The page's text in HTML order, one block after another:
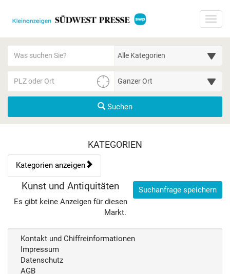
Suchen
Kategorien & Anzeigen
KATEGORIEN
Kategorien anzeigen
Bedienhinweis: Navigieren Sie mit Tab (Shift+Tab zurück).
Rubrik:
Kunst und Antiquitäten
Suchanfrage speichern
Es gibt keine Anzeigen für diesen
Markt.
Kontakt und Chiffreinformationen
Impressum
Datenschutz
AGB